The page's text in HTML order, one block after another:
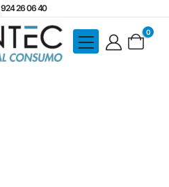
924 26 06 40
0